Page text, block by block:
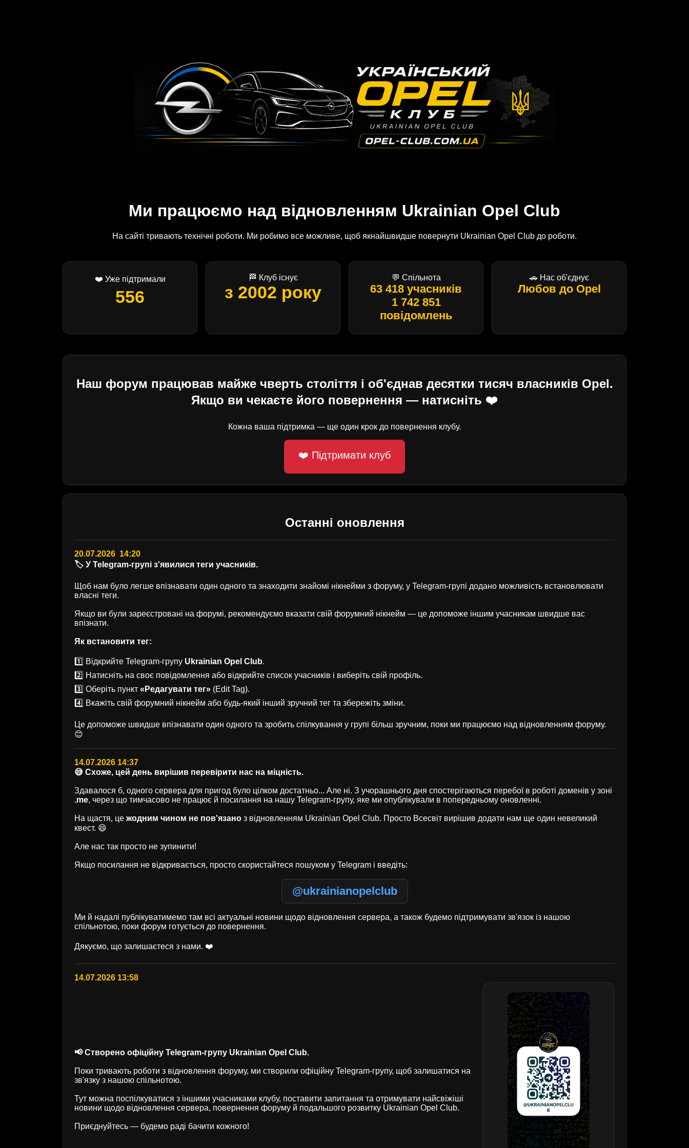
Ми працюємо над відновленням Ukrainian Opel Club
На сайті тривають технічні роботи. Ми робимо все можливе, щоб якнайшвидше повернути Ukrainian Opel Club до роботи.
❤️ Уже підтримали
556
🏁 Клуб існує
з 2002 року
💬 Спільнота
63 418 учасників
1 742 851
повідомлень
🚗 Нас об'єднує
Любов до Opel
Наш форум працював майже чверть століття і об'єднав десятки тисяч власників Opel.
Якщо ви чекаєте його повернення — натисніть ❤️
Кожна ваша підтримка — ще один крок до повернення клубу.
❤️ Підтримати клуб
Останні оновлення
20.07.2026 14:20
🏷️ У Telegram-групі з'явилися теги учасників.
Щоб нам було легше впізнавати один одного та знаходити знайомі нікнейми з форуму, у Telegram-групі додано можливість встановлювати
власні теги.
Якщо ви були зареєстровані на форумі, рекомендуємо вказати свій форумний нікнейм — це допоможе іншим учасникам швидше вас
впізнати.
Як встановити тег:
1️⃣ Відкрийте Telegram-групу Ukrainian Opel Club.
2️⃣ Натисніть на своє повідомлення або відкрийте список учасників і виберіть свій профіль.
3️⃣ Оберіть пункт «Редагувати тег» (Edit Tag).
4️⃣ Вкажіть свій форумний нікнейм або будь-який інший зручний тег та збережіть зміни.
Це допоможе швидше впізнавати один одного та зробить спілкування у групі більш зручним, поки ми працюємо над відновленням форуму.
😊
14.07.2026 14:37
😅 Схоже, цей день вирішив перевірити нас на міцність.
Здавалося б, одного сервера для пригод було цілком достатньо... Але ні. З учорашнього дня спостерігаються перебої в роботі доменів у зоні
.me, через що тимчасово не працює й посилання на нашу Telegram-групу, яке ми опублікували в попередньому оновленні.
На щастя, це жодним чином не пов'язано з відновленням Ukrainian Opel Club. Просто Всесвіт вирішив додати нам ще один невеликий
квест. 😄
Але нас так просто не зупинити!
Якщо посилання не відкривається, просто скористайтеся пошуком у Telegram і введіть:
@ukrainianopelclub
Ми й надалі публікуватимемо там всі актуальні новини щодо відновлення сервера, а також будемо підтримувати зв'язок із нашою
спільнотою, поки форум готується до повернення.
Дякуємо, що залишаєтеся з нами. ❤️
14.07.2026 13:58
📢 Створено офіційну Telegram-групу Ukrainian Opel Club.
Поки тривають роботи з відновлення форуму, ми створили офіційну Telegram-групу, щоб залишатися на
зв'язку з нашою спільнотою.
Тут можна поспілкуватися з іншими учасниками клубу, поставити запитання та отримувати найсвіжіші
новини щодо відновлення сервера, повернення форуму й подальшого розвитку Ukrainian Opel Club.
Приєднуйтесь — будемо раді бачити кожного!